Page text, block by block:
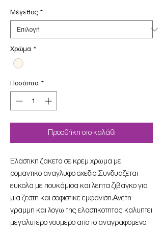
Μέγεθος *
Χρώμα *
Ποσότητα *
Προσθήκη στο καλάθι
Eλαστικη ζακετα σε κρεμ χρωμα με
ρομαντικο αναγλυφο σχεδιο.Συνδυαζεται
ευκολα με πουκάμισα και λεπτα ζιβαγκο για
μια ζεστη και σοφιστικε εμφανιση.Ανετη
γραμμη και λογω της ελαστικοτητας καλυπτει
μεγαλυτερο νουμερο απο το αναγραφομενο.